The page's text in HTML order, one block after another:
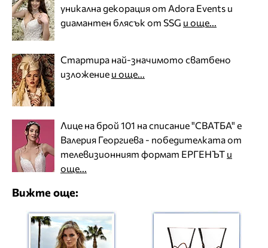
уникална декорация от Adora Events и
диамантен блясък от SSG и още...
Стартира най-значимото сватбено
изложение и още...
Лице на брой 101 на списание "СВАТБА" е
Валерия Георгиева - победителката от
телевизионният формат ЕРГЕНЪТ и
още...
Вижте още: